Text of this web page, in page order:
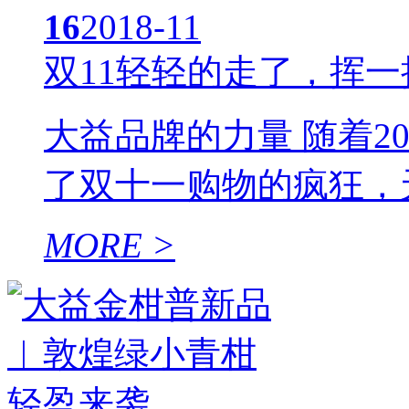
162018-11
双11轻轻的走了，挥
大益品牌的力量 随着
了双十一购物的疯狂
MORE >